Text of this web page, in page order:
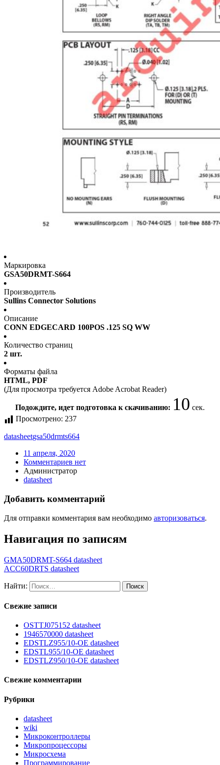
Маркировка
GSA50DRMT-S664
Производитель
Sullins Connector Solutions
Описание
CONN EDGECARD 100POS .125 SQ WW
Количество страниц
2 шт.
Форматы файла
HTML, PDF
(Для просмотра требуется Adobe Acrobat Reader)
Подождите, идет подготовка к скачиванию: 10 сек.
Просмотрено: 237
datasheetgsa50drmts664
11 апреля, 2020
Комментариев нет
Администратор
datasheet
Добавить комментарий
Для отправки комментария вам необходимо авторизоваться.
Навигация по записям
GMA50DRMT-S664 datasheet
ACC60DRTS datasheet
Найти:
Свежие записи
OSTTJ075152 datasheet
1946570000 datasheet
EDSTLZ955/10-OE datasheet
EDSTL955/10-OE datasheet
EDSTLZ950/10-OE datasheet
Свежие комментарии
Рубрики
datasheet
wiki
Микроконтроллеры
Микропроцессоры
Микросхема
Программирование